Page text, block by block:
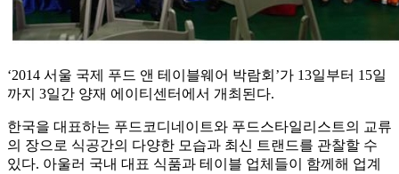
‘2014 서울 국제 푸드 앤 테이블웨어 박람회’가 13일부터 15일
까지 3일간 양재 에이티센터에서 개최된다.
한국을 대표하는 푸드코디네이트와 푸드스타일리스트의 교류
의 장으로 식공간의 다양한 모습과 최신 트랜드를 관찰할 수
있다. 아울러 국내 대표 식품과 테이블 업체들이 함께해 업계